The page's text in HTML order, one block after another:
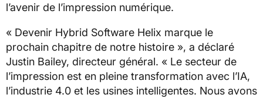
l’avenir de l’impression numérique.
« Devenir Hybrid Software Helix marque le
prochain chapitre de notre histoire », a déclaré
Justin Bailey, directeur général. « Le secteur de
l’impression est en pleine transformation avec l’IA,
l’industrie 4.0 et les usines intelligentes. Nous avons